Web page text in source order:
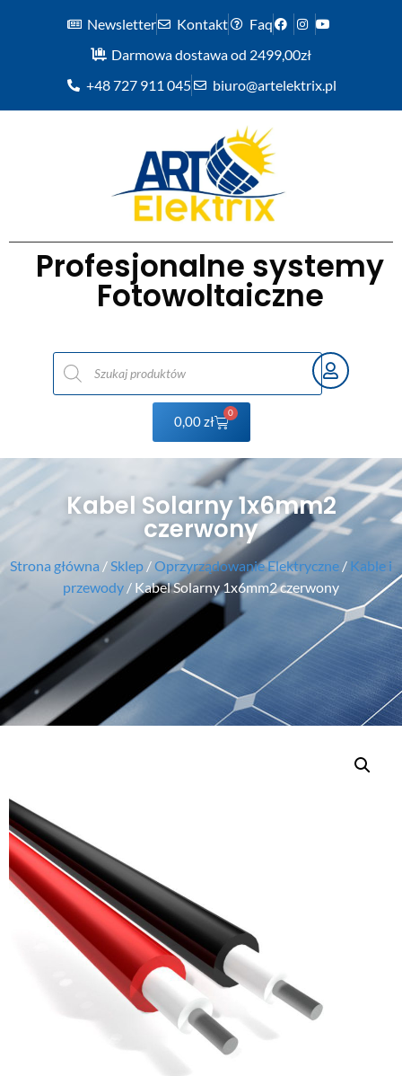
Newsletter Kontakt
Faq
Darmowa dostawa od 2499,00zł
+48 727 911 045
biuro@artelektrix.pl
Profesjonalne systemy
Fotowoltaiczne
0,00zł
0
Kabel Solarny 1x6mm2
czerwony
Strona główna / Sklep /Oprzyrządowanie Elektryczne / Kable i
przewody / Kabel Solarny 1x6mm2 czerwony